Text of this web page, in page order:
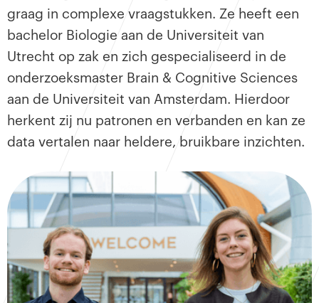
graag in complexe vraagstukken. Ze heeft een
bachelor Biologie aan de Universiteit van
Utrecht op zak en zich gespecialiseerd in de
onderzoeksmaster Brain & Cognitive Sciences
aan de Universiteit van Amsterdam. Hierdoor
herkent zij nu patronen en verbanden en kan ze
data vertalen naar heldere, bruikbare inzichten.